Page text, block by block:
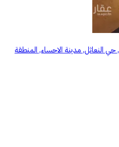
غرفة للإيجار في شارع 1118298, حي النعاثل, مدينة الاحساء, المنطقة